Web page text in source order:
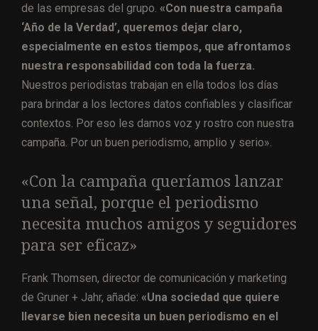
de las empresas del grupo. «Con nuestra campaña
‘Año de la Verdad’, queremos dejar claro,
especialmente en estos tiempos, que afrontamos
nuestra responsabilidad con toda la fuerza.
Nuestros periodistas trabajan en ella todos los días
para brindar a los lectores datos confiables y clasificar
contextos. Por eso les damos voz y rostro con nuestra
campaña. Por un buen periodismo, amplio y serio».
«Con la campaña queríamos lanzar
una señal, porque el periodismo
necesita muchos amigos y seguidores
para ser eficaz»
Frank Thomsen, director de comunicación y marketing
de Gruner + Jahr, añade: «Una sociedad que quiere
llevarse bien necesita un buen periodismo en el